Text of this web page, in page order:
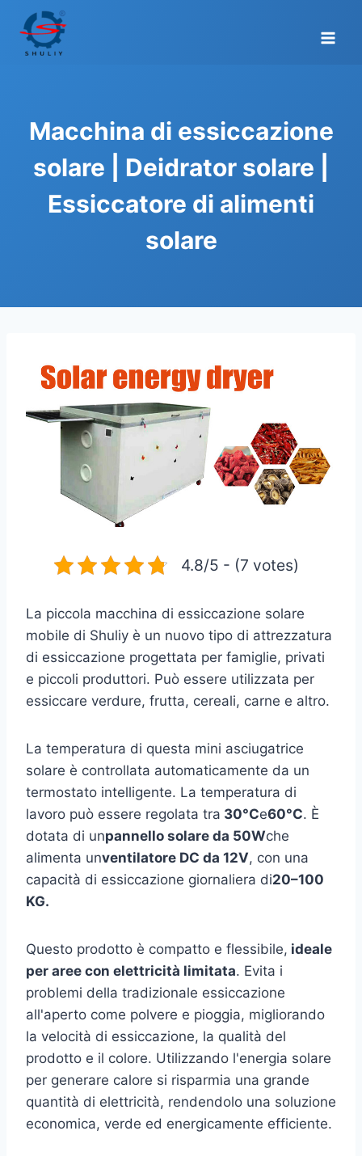
contenuto
Macchina di essiccazione
solare | Deidrator solare |
Essiccatore di alimenti
solare
4.8/5 - (7 votes)
La piccola macchina di essiccazione solare
mobile di Shuliy è un nuovo tipo di attrezzatura
di essiccazione progettata per famiglie, privati
e piccoli produttori. Può essere utilizzata per
essiccare verdure, frutta, cereali, carne e altro.
La temperatura di questa mini asciugatrice
solare è controllata automaticamente da un
termostato intelligente. La temperatura di
lavoro può essere regolata tra 30°Ce60°C. È
dotata di unpannello solare da 50Wche
alimenta unventilatore DC da 12V, con una
capacità di essiccazione giornaliera di20–100
KG.
Questo prodotto è compatto e flessibile, ideale
per aree con elettricità limitata. Evita i
problemi della tradizionale essiccazione
all'aperto come polvere e pioggia, migliorando
la velocità di essiccazione, la qualità del
prodotto e il colore. Utilizzando l'energia solare
per generare calore si risparmia una grande
quantità di elettricità, rendendolo una soluzione
economica, verde ed energicamente efficiente.